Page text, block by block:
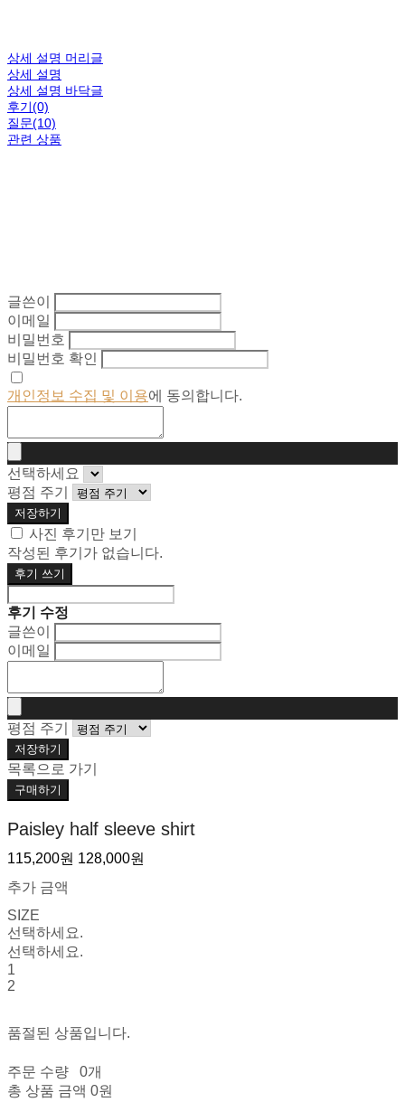
상세 설명 머리글
상세 설명
상세 설명 바닥글
후기(0)
질문(10)
관련 상품
글쓴이
이메일
비밀번호
비밀번호 확인
개인정보 수집 및 이용에 동의합니다.
선택하세요
평점 주기
저장하기
사진 후기만 보기
작성된 후기가 없습니다.
후기 쓰기
후기 수정
글쓴이
이메일
평점 주기
저장하기
목록으로 가기
구매하기
Paisley half sleeve shirt
115,200원 128,000원
추가 금액
SIZE
선택하세요.
선택하세요.
1
2
품절된 상품입니다.
주문 수량
0개
총 상품 금액 0원